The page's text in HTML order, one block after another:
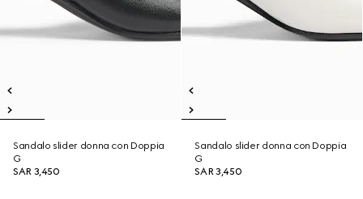
Sandalo slider donna con Doppia
G
SAR 3,450
Sandalo slider donna con Doppia
G
SAR 3,450